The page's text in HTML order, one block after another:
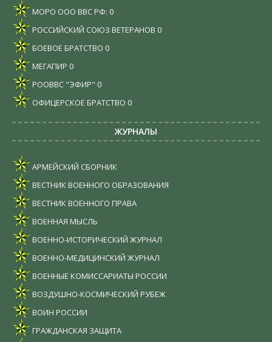
МОРО ООО ВВС РФ: 0
РОССИЙСКИЙ СОЮЗ ВЕТЕРАНОВ 0
БОЕВОЕ БРАТСТВО 0
МЕГАПИР 0
РООВВС "ЭФИР" 0
ОФИЦЕРСКОЕ БРАТСТВО 0
ЖУРНАЛЫ
АРМЕЙСКИЙ СБОРНИК
ВЕСТНИК ВОЕННОГО ОБРАЗОВАНИЯ
ВЕСТНИК ВОЕННОГО ПРАВА
ВОЕННАЯ МЫСЛЬ
ВОЕННО-ИСТОРИЧЕСКИЙ ЖУРНАЛ
ВОЕННО-МЕДИЦИНСКИЙ ЖУРНАЛ
ВОЕННЫЕ КОМИССАРИАТЫ РОССИИ
ВОЗДУШНО-КОСМИЧЕСКИЙ РУБЕЖ
ВОИН РОССИИ
ГРАЖДАНСКАЯ ЗАЩИТА